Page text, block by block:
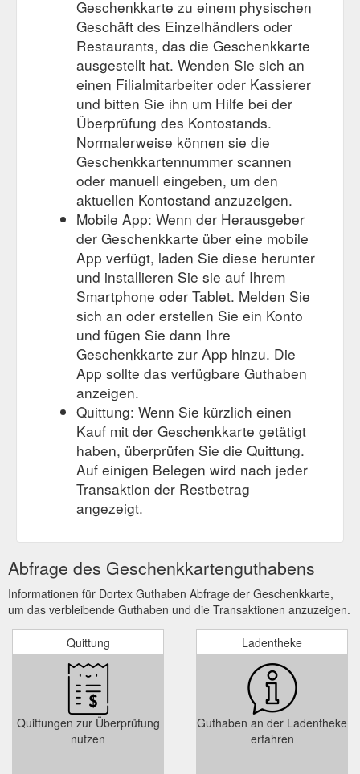
Patchwork 01/2021. zum Artikel "Labels 2 GO" Anna 01/2021.
zum Artikel. Pressemeldungen 2020. Zuklappen. Aufklappen
"Sweet Hangtags von DORTEX" Mädchen Ausgabe 13/20.
zum Artikel "Perfekt verpackt" Lena Wohnen & Dekorieren.
zum Artikel "Ein eigenes Etikett sagt: Meins!"
https://www.dortex.de/pressemeldungen.html
Geschenkkarte zu einem physischen
Geschäft des Einzelhändlers oder
Restaurants, das die Geschenkkarte
ausgestellt hat. Wenden Sie sich an
einen Filialmitarbeiter oder Kassierer
und bitten Sie ihn um Hilfe bei der
Überprüfung des Kontostands.
Normalerweise können sie die
Geschenkkartennummer scannen
oder manuell eingeben, um den
aktuellen Kontostand anzuzeigen.
Mobile App: Wenn der Herausgeber
der Geschenkkarte über eine mobile
App verfügt, laden Sie diese herunter
und installieren Sie sie auf Ihrem
Smartphone oder Tablet. Melden Sie
sich an oder erstellen Sie ein Konto
und fügen Sie dann Ihre
Geschenkkarte zur App hinzu. Die
App sollte das verfügbare Guthaben
anzeigen.
Quittung: Wenn Sie kürzlich einen
Kauf mit der Geschenkkarte getätigt
haben, überprüfen Sie die Quittung.
Auf einigen Belegen wird nach jeder
Transaktion der Restbetrag
angezeigt.
Abfrage des Geschenkkartenguthabens
Informationen für Dortex Guthaben Abfrage der Geschenkkarte,
um das verbleibende Guthaben und die Transaktionen anzuzeigen.
Quittung
Quittungen zur Überprüfung
nutzen
Ladentheke
Guthaben an der Ladentheke
erfahren